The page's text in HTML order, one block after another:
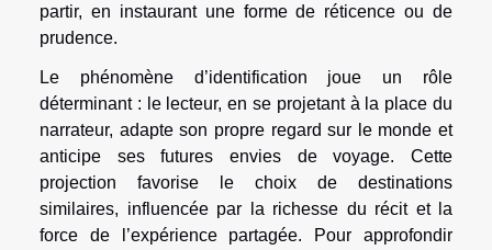
partir, en instaurant une forme de réticence ou de
prudence.
Le phénomène d’identification joue un rôle
déterminant : le lecteur, en se projetant à la place du
narrateur, adapte son propre regard sur le monde et
anticipe ses futures envies de voyage. Cette
projection favorise le choix de destinations
similaires, influencée par la richesse du récit et la
force de l’expérience partagée. Pour approfondir